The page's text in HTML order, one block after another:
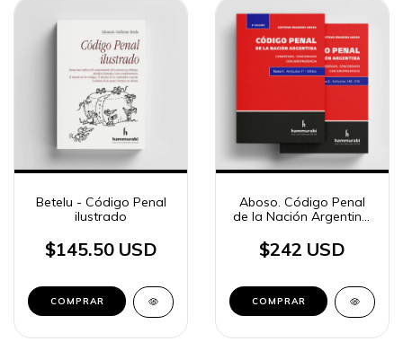
Betelu - Código Penal
ilustrado
$145.50 USD
Aboso. Código Penal
de la Nación Argentina.
concordado con
jurisprudencia
$242 USD
COMPRAR